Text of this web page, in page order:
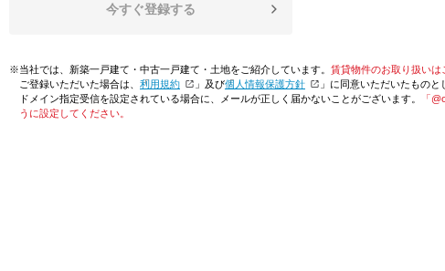
今すぐ登録する
※当社では、新築一戸建て・中古一戸建て・土地をご紹介しています。 賃貸物件のお取り扱いは
ご登録いただいた場合は、「利用規約 」及び「個人情報保護方針
」に同意いただいたものと
ドメイン指定受信を設定されている場合に、メールが正しく届かないことがございます。
「
うに設定してください。